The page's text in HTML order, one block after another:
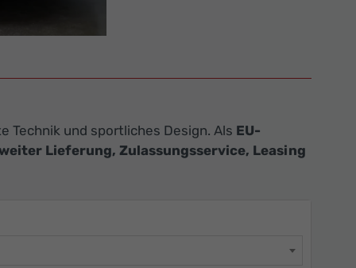
und sportliches Design. Als EU-
Lieferung, Zulassungsservice, Leasing